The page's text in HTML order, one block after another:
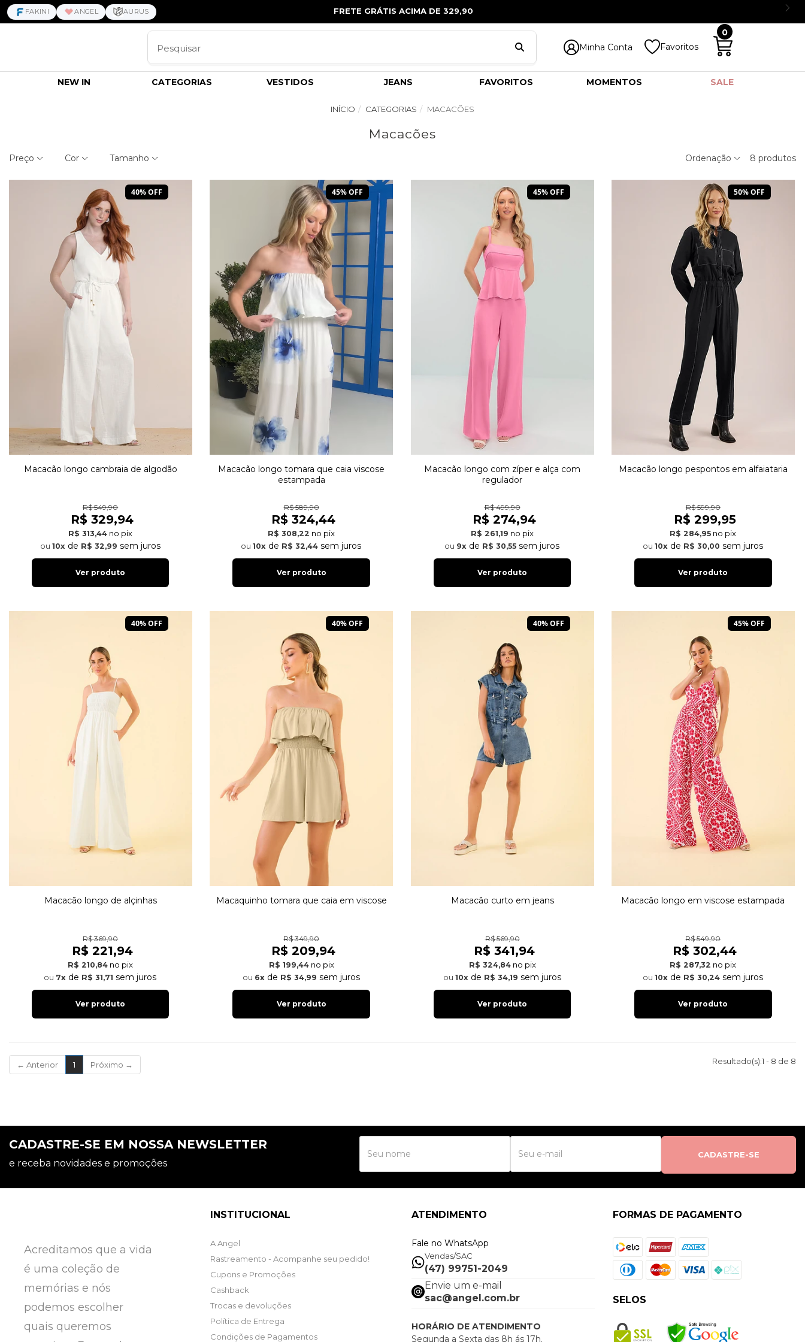
FAKINI ANGEL AURUS FRETE GRÁTIS ACIMA DE 329,90
Minha Conta Favoritos
0
NEW IN CATEGORIAS VESTIDOS JEANS FAVORITOS MOMENTOS SALE
INÍCIO CATEGORIAS MACACÕES
Macacões
Preço Cor Tamanho Ordenação 8 produtos
40% OFF
Macacão longo cambraia de algodão
R$ 549,90
R$ 329,94
R$ 313,44 no pix
10x de R$ 32,99 sem juros
Ver produto
45% OFF
Macacão longo tomara que caia viscose
estampada
R$ 589,90
R$ 324,44
R$ 308,22 no pix
10x de R$ 32,44 sem juros
Ver produto
45% OFF
Macacão longo com zíper e alça com
regulador
R$ 499,90
R$ 274,94
R$ 261,19 no pix
9x de R$ 30,55 sem juros
Ver produto
50% OFF
Macacão longo pespontos em alfaiataria
R$ 599,90
R$ 299,95
R$ 284,95 no pix
10x de R$ 30,00 sem juros
Ver produto
40% OFF
Macacão longo de alçinhas
R$ 369,90
R$ 221,94
R$ 210,84 no pix
7x de R$ 31,71 sem juros
Ver produto
40% OFF
Macaquinho tomara que caia em viscose
R$ 349,90
R$ 209,94
R$ 199,44 no pix
6x de R$ 34,99 sem juros
Ver produto
40% OFF
Macacão curto em jeans
R$ 569,90
R$ 341,94
R$ 324,84 no pix
10x de R$ 34,19 sem juros
Ver produto
45% OFF
Macacão longo em viscose estampada
R$ 549,90
R$ 302,44
R$ 287,32 no pix
10x de R$ 30,24sem juros
Ver produto
← Anterior 1 (current)
Próximo → Resultado(s):1 - 8 de 8
CADASTRE-SE EM NOSSA NEWSLETTER
e receba novidades e promoções
CADASTRE-SE
Acreditamos que a vida
é uma coleção de
memórias e nós
podemos escolher
quais queremos
INSTITUCIONAL
A Angel
Rastreamento - Acompanhe seu pedido!
Cupons e Promoções
Cashback
Trocas e devoluções
Política de Entrega
Condições de Pagamentos
ATENDIMENTO
Fale no WhatsApp
Vendas/SAC
(47) 99751-2049
Envie um e-mail
sac@angel.com.br
HORÁRIO DE ATENDIMENTO
Segunda a Sexta das 8h ás 17h.
FORMAS DE PAGAMENTO
SELOS